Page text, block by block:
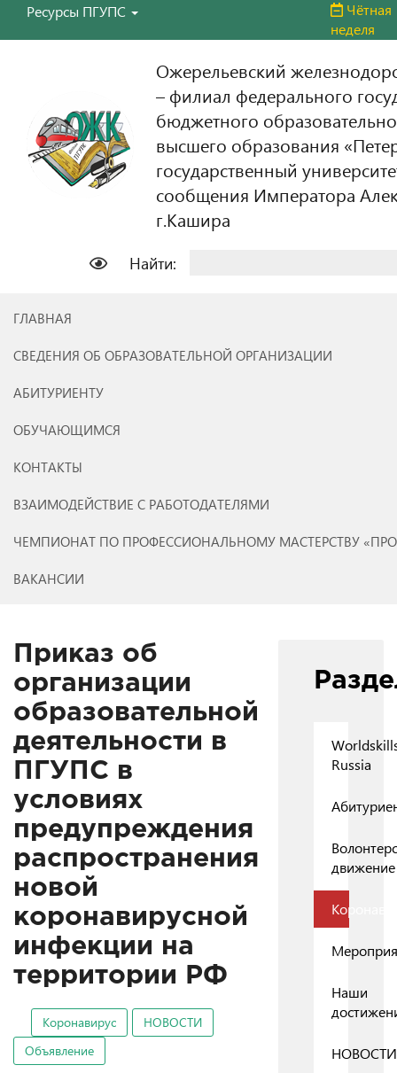
Ресурсы ПГУПС
Чётная
неделя
Ожерельевский
– филиал федерального
бюджетного
высшего образования
государственный
сообщения Императора
г.Кашира
Найти:
ГЛАВНАЯ
СВЕДЕНИЯ ОБ ОБРАЗОВАТЕЛЬНОЙ ОРГАНИЗАЦИИ
АБИТУРИЕНТУ
ОБУЧАЮЩИМСЯ
КОНТАКТЫ
ВЗАИМОДЕЙСТВИЕ С РАБОТОДАТЕЛЯМИ
ЧЕМПИОНАТ ПО ПРОФЕССИОНАЛЬНОМУ МАСТЕРСТВУ
ВАКАНСИИ
Приказ об
организации
образовательной
деятельности в
ПГУПС в
условиях
предупреждения
распространения
новой
коронавирусной
инфекции на
территории РФ
Коронавирус
НОВОСТИ
Объявление
Russia
движение
Наши
НОВОСТИ